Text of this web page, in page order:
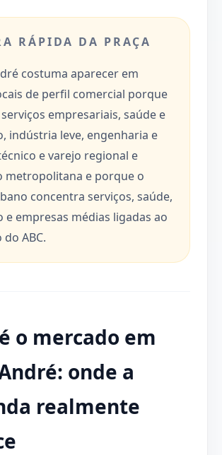
RÁPIDA DA PRAÇA
costuma aparecer em
de perfil comercial porque
empresariais, saúde e
indústria leve, engenharia e
e varejo regional e
metropolitana e porque o
concentra serviços, saúde,
e empresas médias ligadas ao
ABC.
o mercado em
onde a
realmente